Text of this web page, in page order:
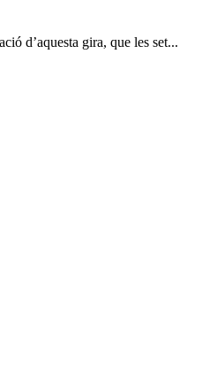
d’aquesta gira, que les set...